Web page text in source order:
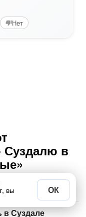
Нет
Суздалю в
этой рубрики в
в Суздале
вы
ОК